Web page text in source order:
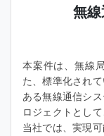
無
本案件は、無線
た、標準化され
ある無線通信シ
ロジェクトとし
当社では、実現